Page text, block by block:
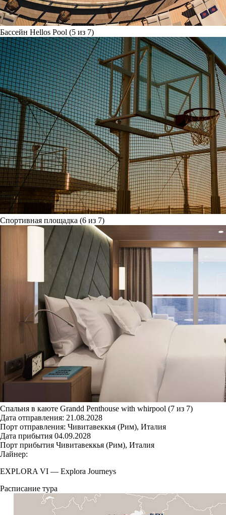
Бассейн Hellos Pool (5 из 7)
Спортивная площадка (6 из 7)
Спальня в каюте Grandd Penthouse with whirpool (7 из 7)
Дата отправления: 21.08.2028
Порт отправления: Чивитавеккья (Рим), Италия
Дата прибытия 04.09.2028
Порт прибытия Чивитавеккья (Рим), Италия
Лайнер:
EXPLORA VI — Explora Journeys
Расписание тура